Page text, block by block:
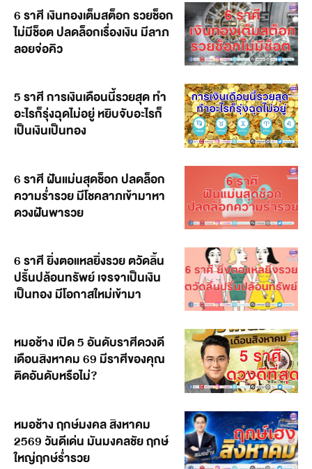
6 ราศี เงินทองเต็มสต็อก รวยช็อก
ไม่มีช็อต ปลดล็อกเรื่องเงิน มีลาภ
ลอยจ่อคิว
5 ราศี การเงินเดือนนี้รวยสุด ทำ
อะไรก็รุ่งฉุดไม่อยู่ หยิบจับอะไรก็
เป็นเงินเป็นทอง
6 ราศี ฝันแม่นสุดช็อก ปลดล็อก
ความร่ำรวย มีโชคลาภเข้ามาหา
ดวงฝันพารวย
6 ราศี ยิ่งตอแหลยิ่งรวย ตวัดลิ้น
ปริ้นปล้อนทรัพย์ เจรจาเป็นเงิน
เป็นทอง มีโอกาสใหม่เข้ามา
หมอช้าง เปิด 5 อันดับราศีดวงดี
เดือนสิงหาคม 69 มีราศีของคุณ
ติดอันดับหรือไม่?
หมอช้าง ฤกษ์มงคล สิงหาคม
2569 วันดีเด่น มันมงคลชัย ฤกษ์
ใหญ่ฤกษ์ร่ำรวย